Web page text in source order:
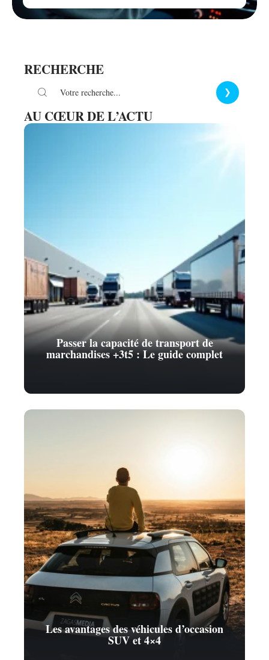
RECHERCHE
AU CŒUR DE L’ACTU
Passer la capacité de transport de
marchandises +3t5 : Le guide complet
Les avantages des véhicules d’occasion
SUV et 4×4